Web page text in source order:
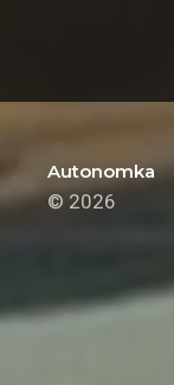
Autonomka
© 2026